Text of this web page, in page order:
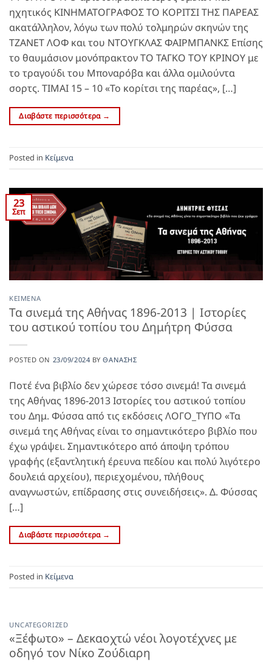
ηχητικός ΚΙΝΗΜΑΤΟΓΡΑΦΟΣ ΤΟ ΚΟΡΙΤΣΙ ΤΗΣ ΠΑΡΕΑΣ
ακατάλληλον, λόγω των πολύ τολμηρών σκηνών της
ΤΖΑΝΕΤ ΛΟΦ και του ΝΤΟΥΓΚΛΑΣ ΦΑΙΡΜΠΑΝΚΣ Επίσης
το θαυμάσιον μονόπρακτον ΤΟ ΤΑΓΚΟ ΤΟΥ ΚΡΙΝΟΥ με
το τραγούδι του Μποναρόβα και άλλα ομιλούντα
σορτς. ΤΙΜΑΙ 15 – 10 «Το κορίτσι της παρέας», […]
Διαβάστε περισσότερα →
Posted in Κείμενα
23
Σεπ
ΚΕΊΜΕΝΑ
Τα σινεμά της Αθήνας 1896-2013 | Ιστορίες
του αστικού τοπίου του Δημήτρη Φύσσα
POSTED ON 23/09/2024 BYΘΑΝΆΣΗΣ
Ποτέ ένα βιβλίο δεν χώρεσε τόσο σινεμά! Τα σινεμά
της Αθήνας 1896-2013 Ιστορίες του αστικού τοπίου
του Δημ. Φύσσα από τις εκδόσεις ΛΟΓΟ_ΤΥΠΟ «Τα
σινεμά της Αθήνας είναι το σημαντικότερο βιβλίο που
έχω γράψει. Σημαντικότερο από άποψη τρόπου
γραφής (εξαντλητική έρευνα πεδίου και πολύ λιγότερο
δουλειά αρχείου), περιεχομένου, πλήθους
αναγνωστών, επίδρασης στις συνειδήσεις». Δ. Φύσσας
[…]
Διαβάστε περισσότερα →
Posted in Κείμενα
UNCATEGORIZED
«Ξέφωτο» – Δεκαοχτώ νέοι λογοτέχνες με
οδηγό τον Νίκο Ζούδιαρη